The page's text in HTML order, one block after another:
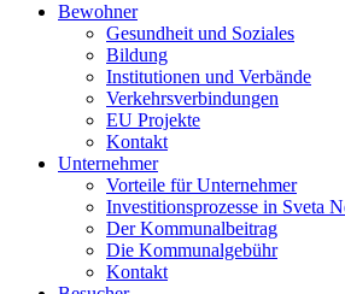
Bewohner
Gesundheit und Soziales
Bildung
Institutionen und Verbände
Verkehrsverbindungen
EU Projekte
Kontakt
Unternehmer
Vorteile für Unternehmer
Investitionsprozesse in Sveta
Der Kommunalbeitrag
Die Kommunalgebühr
Kontakt